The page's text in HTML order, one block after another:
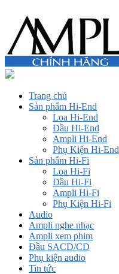
Trang chủ
Sản phẩm Hi-End
Loa Hi-End
Đầu Hi-End
Ampli Hi-End
Phụ Kiện Hi-End
Sản phẩm Hi-Fi
Loa Hi-Fi
Đầu Hi-Fi
Ampli Hi-Fi
Phụ Kiện Hi-Fi
Audio
Ampli nghe nhạc
Ampli xem phim
Đầu SACD/CD
Phụ kiện audio
Tin tức